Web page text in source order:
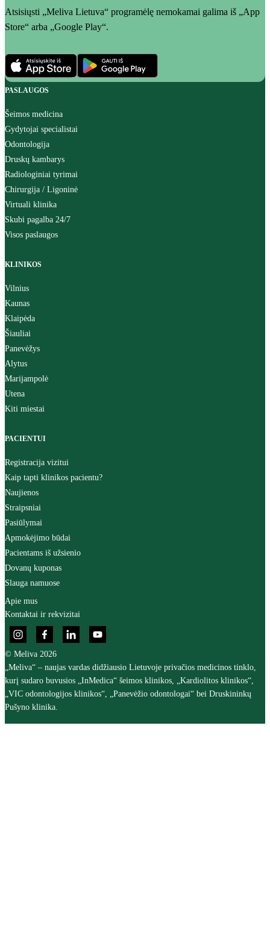
Atsisiųsti „Meliva Lietuva“ programėlę nemokamai galima iš „App
Store“ arba „Google Play“.
PASLAUGOS
Šeimos medicina
Gydytojai specialistai
Odontologija
Druskų kambarys
Radiologiniai tyrimai
Chirurgija / Ligoninė
Virtuali klinika
Skubi pagalba 24/7
Visos paslaugos
KLINIKOS
Vilnius
Kaunas
Klaipėda
Šiauliai
Panevėžys
Alytus
Marijampolė
Utena
Kiti miestai
PACIENTUI
Registracija vizitui
Kaip tapti klinikos pacientu?
Naujienos
Straipsniai
Pasiūlymai
Apmokėjimo būdai
Pacientams iš užsienio
Dovanų kuponas
Slauga namuose
Apie mus
Kontaktai ir rekvizitai
© Meliva 2026
„Meliva“ – naujas vardas didžiausio Lietuvoje privačios medicinos tinklo,
kurį sudaro buvusios „InMedica“ šeimos klinikos, „Kardiolitos klinikos“,
„VIC odontologijos klinikos“, „Panevėžio odontologai“ bei Druskininkų
Pušyno klinika.